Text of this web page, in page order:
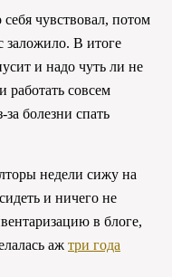
чувствовал, потом
заложило. В итоге
и надо чуть ли не
работать совсем
болезни спать
недели сижу на
и ничего не
в блоге,
аж три года